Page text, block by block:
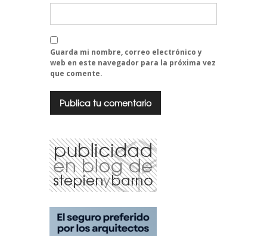
Guarda mi nombre, correo electrónico y
web en este navegador para la próxima vez
que comente.